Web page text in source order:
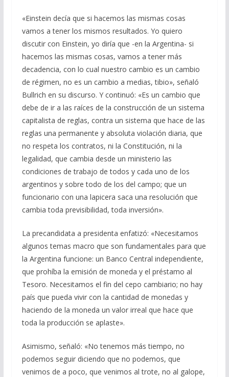
«Einstein decía que si hacemos las mismas cosas
vamos a tener los mismos resultados. Yo quiero
discutir con Einstein, yo diría que -en la Argentina- si
hacemos las mismas cosas, vamos a tener más
decadencia, con lo cual nuestro cambio es un cambio
de régimen, no es un cambio a medias, tibio», señaló
Bullrich en su discurso. Y continuó: «Es un cambio que
debe de ir a las raíces de la construcción de un sistema
capitalista de reglas, contra un sistema que hace de las
reglas una permanente y absoluta violación diaria, que
no respeta los contratos, ni la Constitución, ni la
legalidad, que cambia desde un ministerio las
condiciones de trabajo de todos y cada uno de los
argentinos y sobre todo de los del campo; que un
funcionario con una lapicera saca una resolución que
cambia toda previsibilidad, toda inversión».
La precandidata a presidenta enfatizó: «Necesitamos
algunos temas macro que son fundamentales para que
la Argentina funcione: un Banco Central independiente,
que prohíba la emisión de moneda y el préstamo al
Tesoro. Necesitamos el fin del cepo cambiario; no hay
país que pueda vivir con la cantidad de monedas y
haciendo de la moneda un valor irreal que hace que
toda la producción se aplaste».
Asimismo, señaló: «No tenemos más tiempo, no
podemos seguir diciendo que no podemos, que
venimos de a poco, que venimos al trote, no al galope,